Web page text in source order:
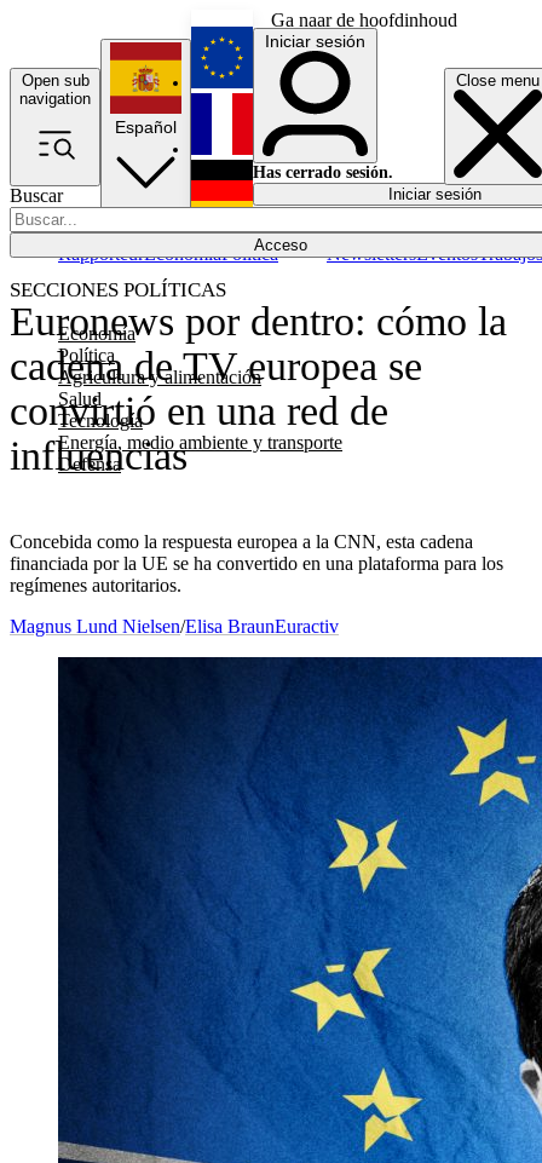
Ga naar de hoofdinhoud
Open sub
navigation
Close menu
Buscar
Acceso
SECCIONES POLÍTICAS
Economía
Política
Agricultura y alimentación
Salud
Tecnología
Energía, medio ambiente y transporte
Defensa
RapporteurEconomíaPolítica NewslettersEventosTrabajos
Español
English
Français
Iniciar sesión
Has cerrado sesión.
Iniciar sesión
Euronews por dentro: cómo la
cadena de TV europea se
convirtió en una red de
influencias
Concebida como la respuesta europea a la CNN, esta cadena
financiada por la UE se ha convertido en una plataforma para los
regímenes autoritarios.
Magnus Lund Nielsen/Elisa BraunEuractiv